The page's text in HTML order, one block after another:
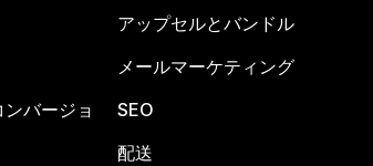
バージョ
アップセルとバンドル
メールマーケティング
SEO
配送